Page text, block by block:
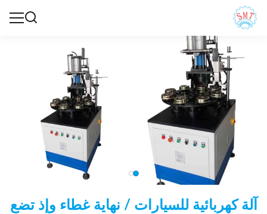
آلة كهربائية للسيارات / نهاية غطاء وإذ تضع